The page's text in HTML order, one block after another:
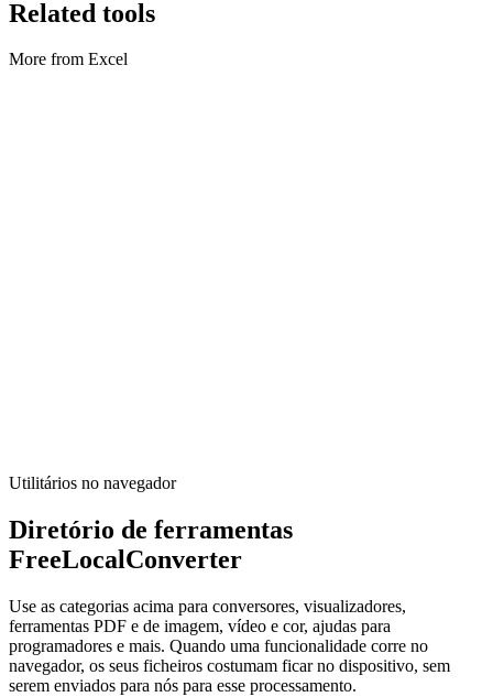
Related tools
More from Excel
Utilitários no navegador
Diretório de ferramentas
FreeLocalConverter
Use as categorias acima para conversores, visualizadores,
ferramentas PDF e de imagem, vídeo e cor, ajudas para
programadores e mais. Quando uma funcionalidade corre no
navegador, os seus ficheiros costumam ficar no dispositivo, sem
serem enviados para nós para esse processamento.